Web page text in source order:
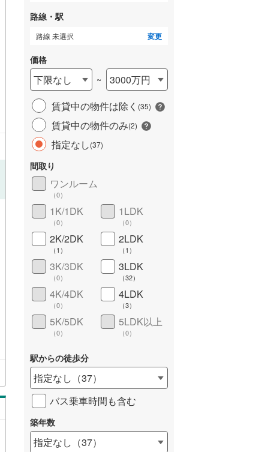
路線・駅
路線 未選択 変更
価格
下限なし ~
3000万円
賃貸中の物件は除く (35)
賃貸中の物件のみ(2)
指定なし(37)
間取り
ワンルーム
（0）
1K/1DK
（0）
1LDK
（0）
2K/2DK
（1 ）
2LDK
（1 ）
3K/3DK
（0）
3LDK
（32）
4K/4DK
（0）
4LDK
（3）
5K/5DK
（0）
5LDK以上
（0）
駅からの徒歩分
指定なし （37）
バス乗車時間も含む
築年数
指定なし （37）
ワイドバルコニー
詳しく見る